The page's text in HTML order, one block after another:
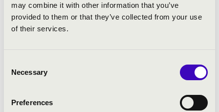
may combine it with other information that you’ve
provided to them or that they’ve collected from your use
of their services.
Selection
Necessary
Preferences